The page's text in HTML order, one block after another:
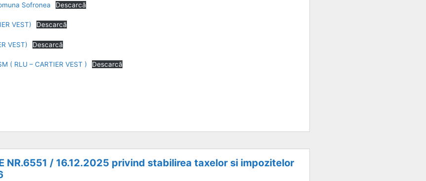
Sofronea Descarcă
VEST) Descarcă
VEST) Descarcă
( RLU – CARTIER VEST ) Descarcă
NR.6551 / 16.12.2025 privind stabilirea taxelor si impozitelor